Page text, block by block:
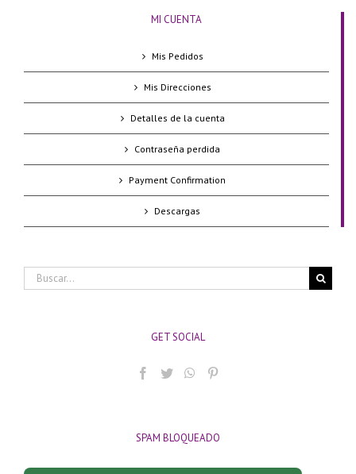
MI CUENTA
Mis Pedidos
Mis Direcciones
Detalles de la cuenta
Contraseña perdida
Payment Confirmation
Descargas
Buscar:
GET SOCIAL
SPAM BLOQUEADO